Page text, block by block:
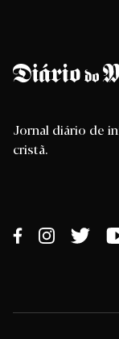
Jornal diário de
cristã.